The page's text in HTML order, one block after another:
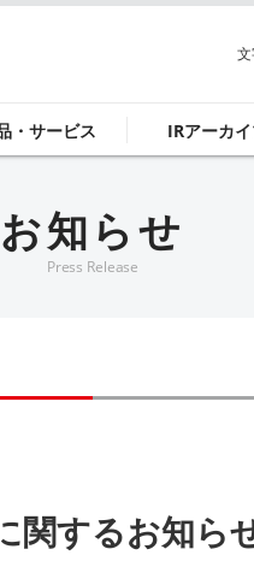
・サービス IRアーカ
お知らせ
Press Release
関するお知ら